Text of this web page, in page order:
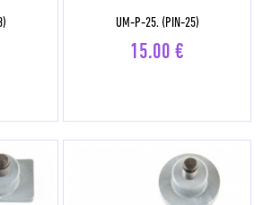
UM-P-25. (PIN-25)
15.00 €